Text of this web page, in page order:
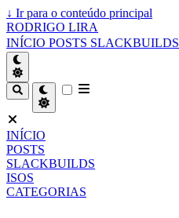
↓ Ir para o conteúdo principal
RODRIGO LIRA
INÍCIO POSTS SLACKBUILDS
INÍCIO
POSTS
SLACKBUILDS
ISOS
CATEGORIAS